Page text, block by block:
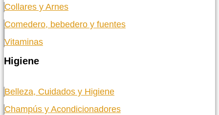
Collares y Arnes
Comedero, bebedero y fuentes
Vitaminas
Higiene
Belleza, Cuidados y Higiene
Champús y Acondicionadores